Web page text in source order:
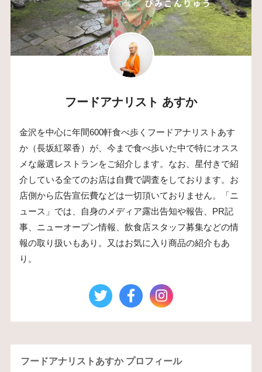
フードアナリスト あすか
金沢を中心に年間600軒食べ歩くフードアナリストあす
か（長坂紅翠香）が、今まで食べ歩いた中で特にオスス
メな厳選レストランをご紹介します。なお、星付きで紹
介している全てのお店は自費で調査をしております。お
店側から広告宣伝費などは一切頂いておりません。「ニ
ュース」では、自身のメディア露出告知や報告、PR記
事、ニューオープン情報、飲食店スタッフ募集などの情
報の取り扱いもあり。又はお気に入り商品の紹介もあ
り。
フードアナリストあすか プロフィール